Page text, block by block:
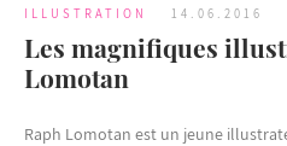
ILLUSTRATION 14.06.2016
Les magnifiques
Lomotan
Raph Lomotan est un jeune